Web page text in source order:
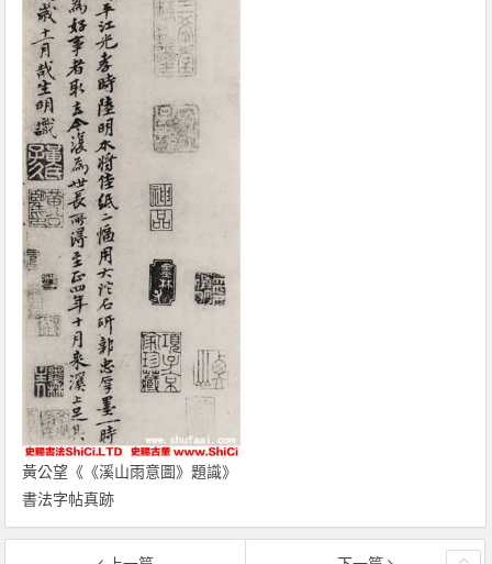
黃公望《《溪山雨意圖》題識》
書法字帖真跡